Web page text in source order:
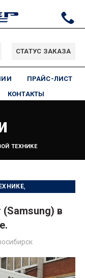
СТАТУС ЗАКАЗА
ПРАЙС-ЛИСТ
КОНТАКТЫ
ТЕХНИКЕ
,
в